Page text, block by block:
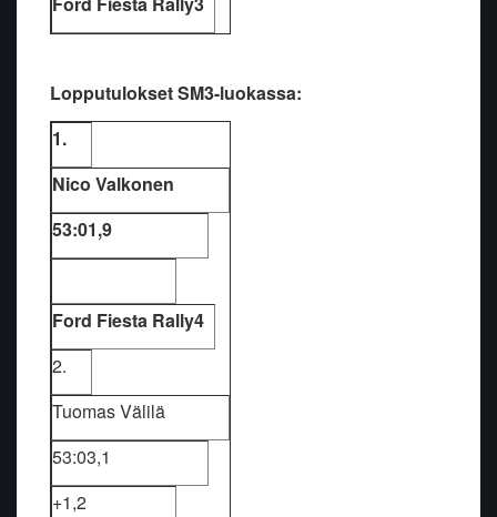
Lopputulokset SM3-luokassa:
1.
Nico Valkonen
53:01,9
Ford Fiesta Rally4
2.
Tuomas Välilä
53:03,1
+1,2